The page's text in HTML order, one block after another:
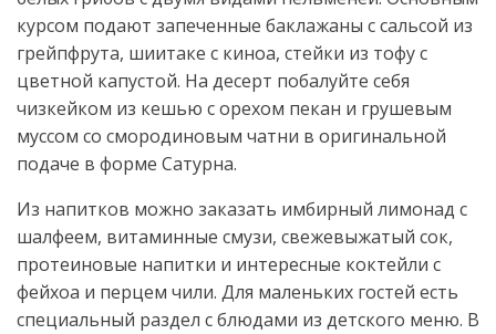
курсом подают запеченные баклажаны с сальсой из
грейпфрута, шиитаке с киноа, стейки из тофу с
цветной капустой. На десерт побалуйте себя
чизкейком из кешью с орехом пекан и грушевым
муссом со смородиновым чатни в оригинальной
подаче в форме Сатурна.
Из напитков можно заказать имбирный лимонад с
шалфеем, витаминные смузи, свежевыжатый сок,
протеиновые напитки и интересные коктейли с
фейхоа и перцем чили. Для маленьких гостей есть
специальный раздел с блюдами из детского меню. В